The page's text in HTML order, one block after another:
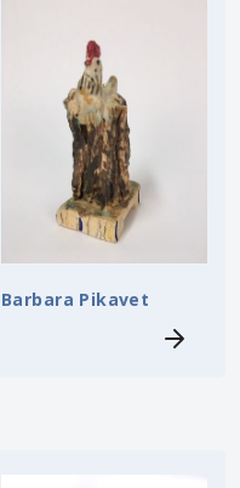
Barbara Pikavet